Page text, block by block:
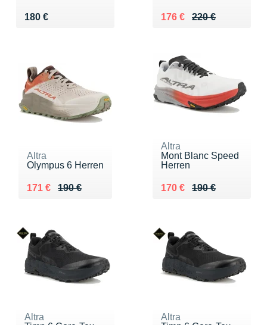
180 €
Vendu 180 € 220 €
Au lieu de 220 €
176 €
Vendu 176 €
Altra
Olympus 6 Herren
190 €
Au lieu de 190 €
171 €
Vendu 171 €
Altra
Mont Blanc Speed
Herren
190 €
Au lieu de 190 €
170 €
Vendu 170 €
Altra
Altra